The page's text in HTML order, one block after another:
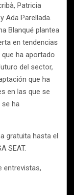
Patricia
Ada Parellada.
Blanqué plantea
en tendencias
ha aportado
del sector,
que ha
en las que se
ha
gratuita hasta el
SEAT.
entrevistas,